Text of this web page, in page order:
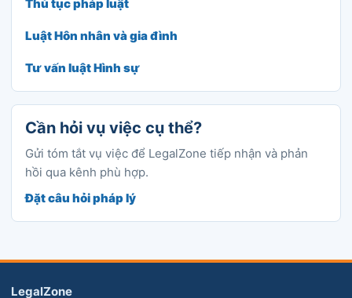
Thủ tục pháp luật
Luật Hôn nhân và gia đình
Tư vấn luật Hình sự
Cần hỏi vụ việc cụ thể?
Gửi tóm tắt vụ việc để LegalZone tiếp nhận và phản
hồi qua kênh phù hợp.
Đặt câu hỏi pháp lý
LegalZone